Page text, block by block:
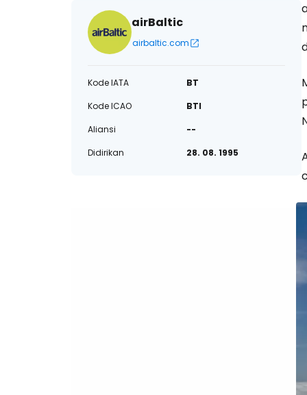
airBaltic
airbaltic.com
Kode IATA
BT
Kode ICAO
BTI
Aliansi
--
Didirikan
28. 08. 1995